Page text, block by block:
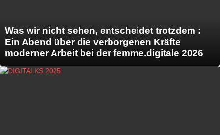
Was wir nicht sehen, entscheidet trotzdem :
Ein Abend über die verborgenen Kräfte
moderner Arbeit bei der femme.digitale 2026